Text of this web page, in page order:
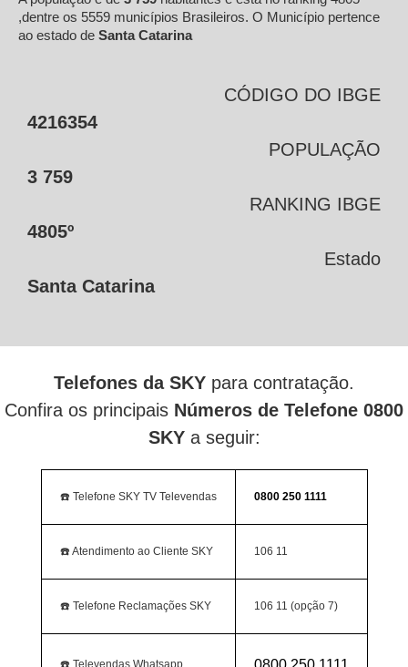
,dentre os 5559 municípios Brasileiros. O Município pertence
ao estado de Santa Catarina
CÓDIGO DO IBGE
4216354
POPULAÇÃO
3 759
RANKING IBGE
4805º
Estado
Santa Catarina
Telefones da SKY para contratação.
Confira os principais Números de Telefone 0800
SKYa seguir:
☎️ Telefone SKY TV Televendas 0800 250 1111
☎️ Atendimento ao Cliente SKY 106 11
☎️ Telefone Reclamações SKY 106 11 (opção 7)